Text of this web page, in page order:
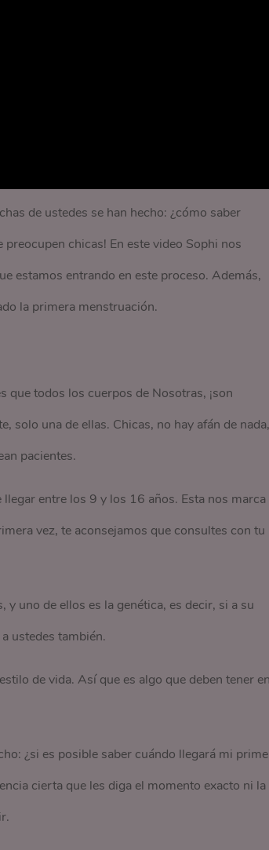
de ustedes se han hecho: ¿cómo saber
chicas! En este video Sophi nos
estamos entrando en este proceso. Además,
la primera menstruación.
que todos los cuerpos de Nosotras, ¡son
solo una de ellas. Chicas, no hay afán de
pacientes.
entre los 9 y los 16 años. Esta nos marca
vez, te aconsejamos que consultes con tu
y uno de ellos es la genética, es decir, si a su
ustedes también.
de vida. Así que es algo que deben tener
¿si es posible saber cuándo llegará mi
cierta que les diga el momento exacto ni la